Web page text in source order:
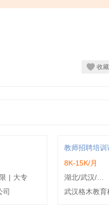
收藏
| 大专
司
教师招聘培训
8K-15K/月
武汉格木教育